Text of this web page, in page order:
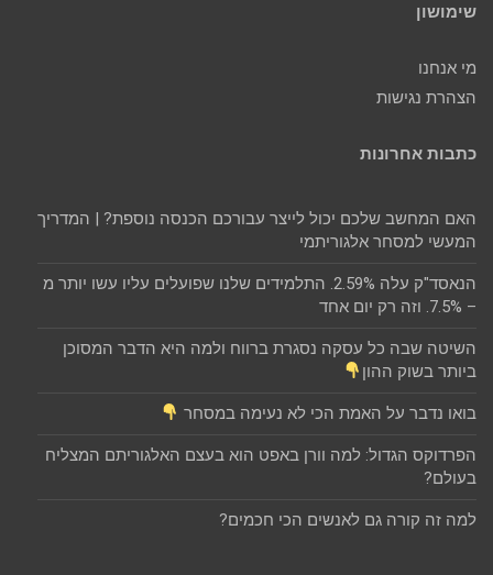
שימושון
מי אנחנו
הצהרת נגישות
כתבות אחרונות
האם המחשב שלכם יכול לייצר עבורכם הכנסה נוספת? | המדריך
המעשי למסחר אלגוריתמי
הנאסד"ק עלה 2.59%. התלמידים שלנו שפועלים עליו עשו יותר מ
– 7.5%. וזה רק יום אחד
השיטה שבה כל עסקה נסגרת ברווח ולמה היא הדבר המסוכן
ביותר בשוק ההון
בואו נדבר על האמת הכי לא נעימה במסחר
הפרדוקס הגדול: למה וורן באפט הוא בעצם האלגוריתם המצליח
בעולם?
למה זה קורה גם לאנשים הכי חכמים?